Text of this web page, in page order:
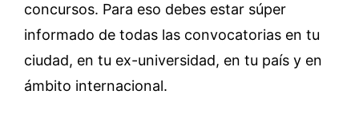
concursos. Para eso debes estar súper
informado de todas las convocatorias en tu
ciudad, en tu ex-universidad, en tu país y en
ámbito internacional.